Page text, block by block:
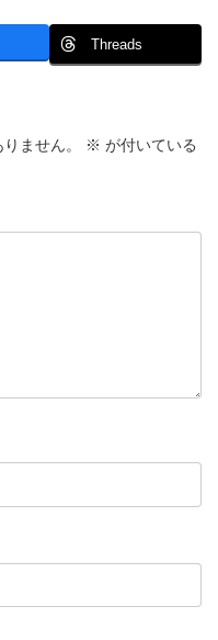
Threads
ません。 ※ が付いている